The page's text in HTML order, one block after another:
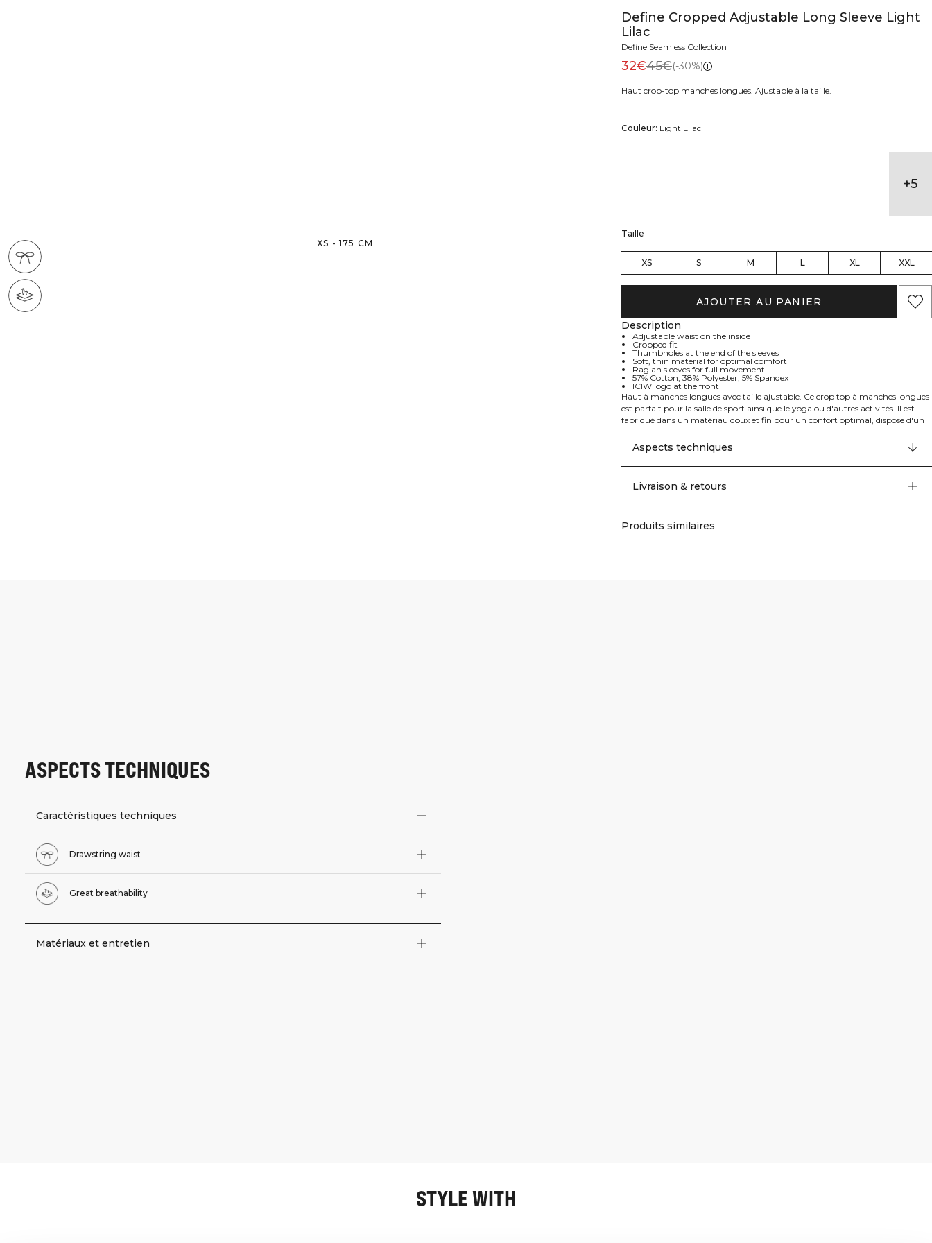
XS - 175 CM
Define Cropped Adjustable Long Sleeve Light
Lilac
Define Seamless Collection
32€45€(-30%)
Haut crop-top manches longues. Ajustable à la taille.
Couleur: Light Lilac
+5
Taille
XS S M L XL XXL
AJOUTER AU PANIER
Description
Adjustable waist on the inside
Cropped fit
Thumbholes at the end of the sleeves
Soft, thin material for optimal comfort
Raglan sleeves for full movement
57% Cotton, 38% Polyester, 5% Spandex
ICIW logo at the front
Haut à manches longues avec taille ajustable. Ce crop top à manches longues
est parfait pour la salle de sport ainsi que le yoga ou d'autres activités. Il est
fabriqué dans un matériau doux et fin pour un confort optimal, dispose d'un
manches. Manches raglan pour une liberté de mouvement totale. À assortir
avec d'autres pièces de la Collection Define pour une tenue parfaite. Logo ICIW
sur le devant. Taille ajustable à l'intérieur. Coupe courte. 57% Coton, 38%
Aspects techniques
Livraison & retours
Produits similaires
ASPECTS TECHNIQUES
Caractéristiques techniques
Drawstring waist
Great breathability
Matériaux et entretien
STYLE WITH